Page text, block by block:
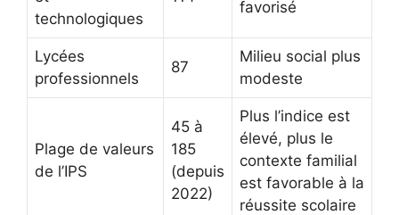
technologiques
favorisé
Lycées
professionnels
87
Milieu social plus
modeste
Plage de valeurs
de l’IPS
45 à
185
(depuis
2022)
Plus l’indice est
élevé, plus le
contexte familial
est favorable à la
réussite scolaire